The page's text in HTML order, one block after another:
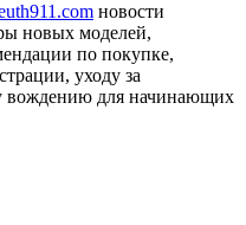
новости
новых моделей,
по покупке,
уходу за
вождению для начинающих